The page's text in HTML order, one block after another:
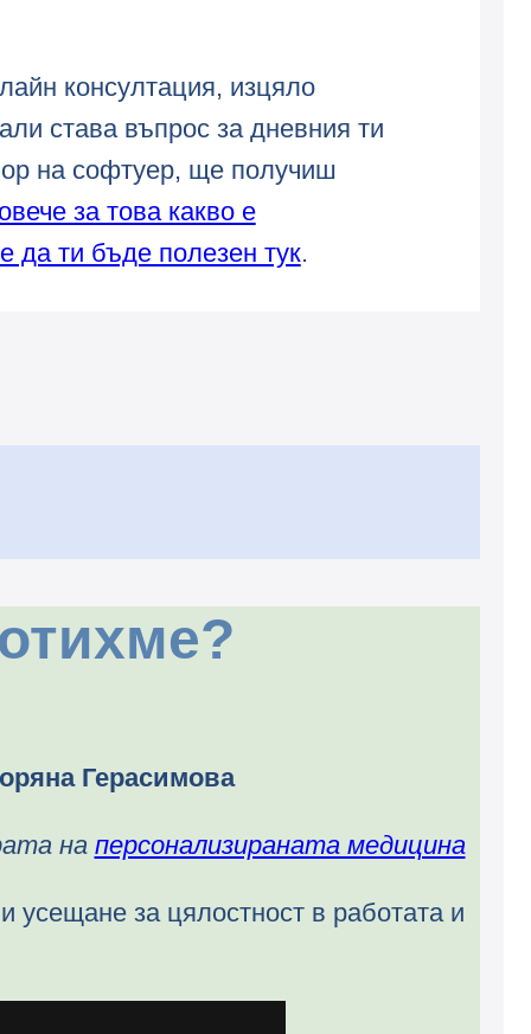
консултация, изцяло
става въпрос за дневния ти
на софтуер, ще получиш
за това какво е
да ти бъде полезен тук.
Герасимова
на персонализираната медицина
усещане за цялостност в работата и